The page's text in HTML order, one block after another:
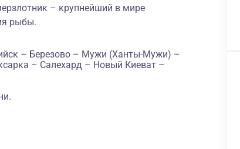
– крупнейший в мире
рыбы.
– Березово – Мужи (Ханты-Мужи) –
– Салехард – Новый Киеват –